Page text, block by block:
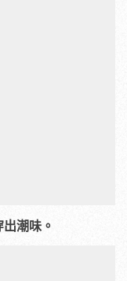
潮味。